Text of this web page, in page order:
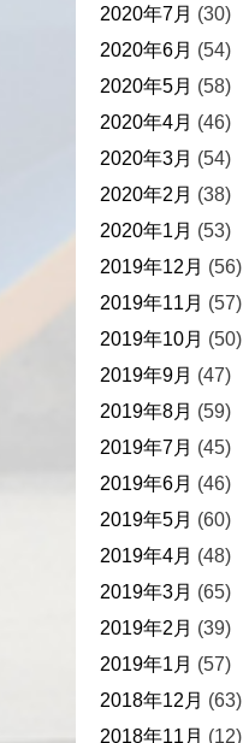
2020年7月 (30)
2020年6月 (54)
2020年5月 (58)
2020年4月 (46)
2020年3月 (54)
2020年2月 (38)
2020年1月 (53)
2019年12月 (56)
2019年11月 (57)
2019年10月 (50)
2019年9月 (47)
2019年8月 (59)
2019年7月 (45)
2019年6月 (46)
2019年5月 (60)
2019年4月 (48)
2019年3月 (65)
2019年2月 (39)
2019年1月 (57)
2018年12月 (63)
2018年11月 (12)